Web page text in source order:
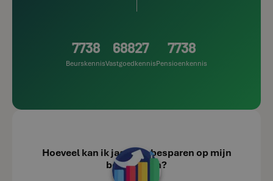
7738
Beurskennis
68827
Vastgoedkennis
7738
Pensioenkennis
Hoeveel kan ik jaarlijks besparen op mijn
belastingen?